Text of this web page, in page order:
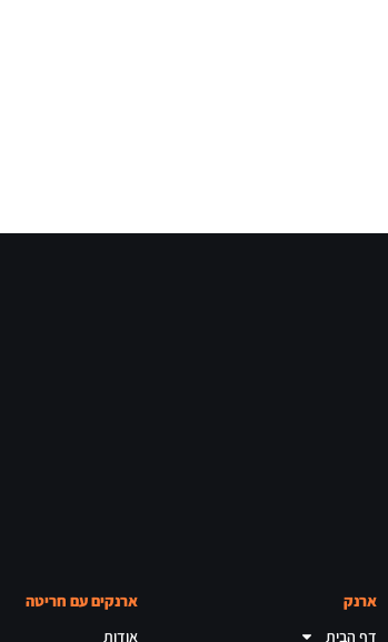
ארנק
דף הבית
ארנקים עם חריטה
אודות